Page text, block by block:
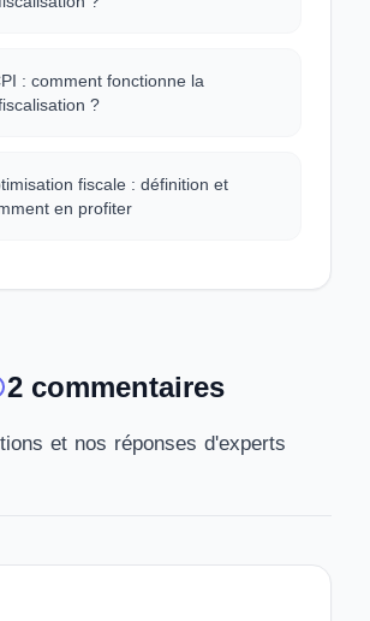
: comment fonctionne la
?
fiscale : définition et
en profiter
2 commentaires
et nos réponses d'experts